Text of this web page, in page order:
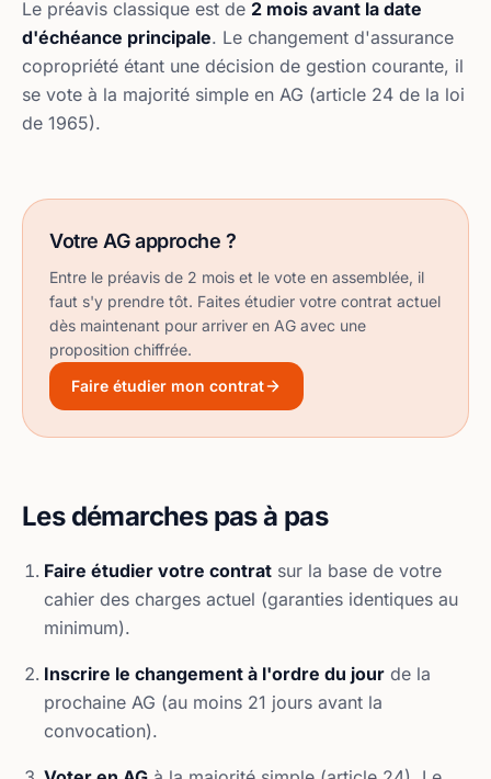
Le préavis classique est de 2 mois avant la date
d'échéance principale. Le changement d'assurance
copropriété étant une décision de gestion courante, il
se vote à la majorité simple en AG (article 24 de la loi
de 1965).
Votre AG approche ?
Entre le préavis de 2 mois et le vote en assemblée, il
faut s'y prendre tôt. Faites étudier votre contrat actuel
dès maintenant pour arriver en AG avec une
proposition chiffrée.
Faire étudier mon contrat
Les démarches pas à pas
Faire étudier votre contrat sur la base de votre
cahier des charges actuel (garanties identiques au
minimum).
Inscrire le changement à l'ordre du jour de la
prochaine AG (au moins 21 jours avant la
convocation).